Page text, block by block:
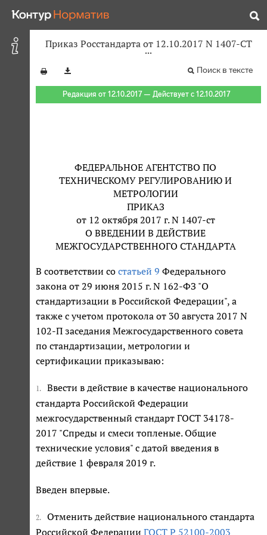
Приказ Росстандарта от 12.10.2017 N 1407-СТ
Поиск в тексте
Редакция от 12.10.2017 — Действует с 12.10.2017
ФЕДЕРАЛЬНОЕ АГЕНТСТВО ПО
ТЕХНИЧЕСКОМУ РЕГУЛИРОВАНИЮ И
МЕТРОЛОГИИ
ПРИКАЗ
от 12 октября 2017 г. N 1407-ст
О ВВЕДЕНИИ В ДЕЙСТВИЕ
МЕЖГОСУДАРСТВЕННОГО СТАНДАРТА
В соответствии со статьей 9 Федерального
закона от 29 июня 2015 г. N 162-ФЗ "О
стандартизации в Российской Федерации", а
также с учетом протокола от 30 августа 2017 N
102-П заседания Межгосударственного совета
по стандартизации, метрологии и
сертификации приказываю:
1.
Ввести в действие в качестве национального
стандарта Российской Федерации
межгосударственный стандарт ГОСТ 34178-
2017 "Спреды и смеси топленые. Общие
технические условия" с датой введения в
действие 1 февраля 2019 г.
Введен впервые.
2.
Отменить действие национального стандарта
Российской Федерации ГОСТ Р 52100-2003